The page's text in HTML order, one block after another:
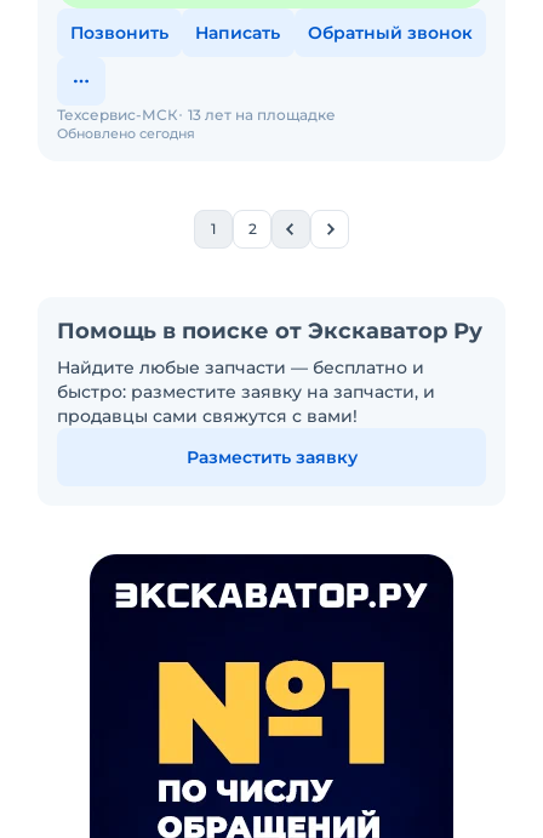
Позвонить Написать Обратный звонок
Обновлено сегодня
Техсервис-МСК 13 лет на площадке
1 2
Помощь в поиске от Экскаватор Ру
Найдите любые запчасти — бесплатно и
быстро: разместите заявку на запчасти, и
продавцы сами свяжутся с вами!
Разместить заявку